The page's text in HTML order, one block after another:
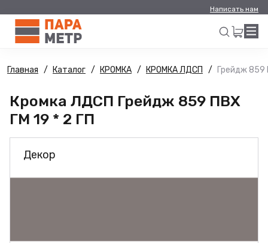
Написать нам
Искать
Главная Каталог КРОМКА КРОМКА ЛДСП Грейдж 859
Кромка ЛДСП Грейдж 859 ПВХ
ГМ 19 * 2 ГП
Декор